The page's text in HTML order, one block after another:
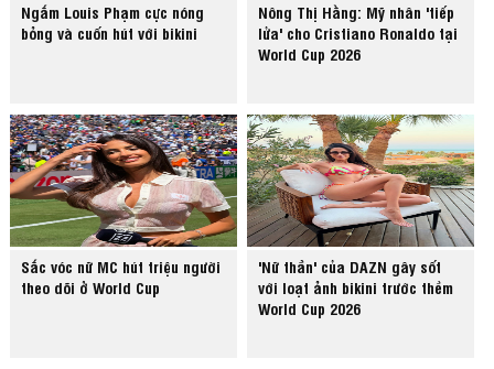
Ngắm Louis Phạm cực nóng
bỏng và cuốn hút với bikini
Nông Thị Hằng: Mỹ nhân 'tiếp
lửa' cho Cristiano Ronaldo tại
World Cup 2026
Sắc vóc nữ MC hút triệu người
theo dõi ở World Cup
'Nữ thần' của DAZN gây sốt
với loạt ảnh bikini trước thềm
World Cup 2026